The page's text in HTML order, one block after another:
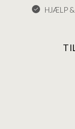
HJÆLP